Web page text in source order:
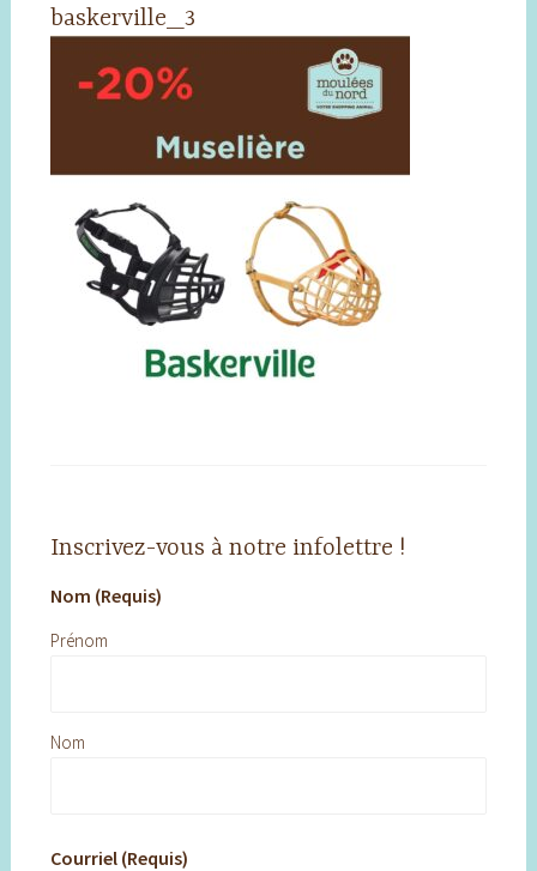
baskerville_3
Inscrivez-vous à notre infolettre !
Nom (Requis)
Prénom
Nom
Courriel (Requis)